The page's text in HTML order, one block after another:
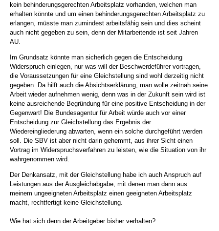
kein behinderungsgerechten Arbeitsplatz vorhanden, welchen man
erhalten könnte und um einen behinderungsgerechten Arbeitsplatz zu
erlangen, müsste man zumindest arbeitsfähig sein und dies scheint
auch nicht gegeben zu sein, denn der Mitarbeitende ist seit Jahren
AU.
Im Grundsatz könnte man sicherlich gegen die Entscheidung
Widerspruch einlegen, nur was will der Beschwerdeführer vortragen,
die Voraussetzungen für eine Gleichstellung sind wohl derzeitig nicht
gegeben. Da hilft auch die Absichtserklärung, man wolle zeitnah seine
Arbeit wieder aufnehmen wenig, denn was in der Zukunft sein wird ist
keine ausreichende Begründung für eine positive Entscheidung in der
Gegenwart! Die Bundesagentur für Arbeit würde auch vor einer
Entscheidung zur Gleichstellung das Ergebnis der
Wiedereingliederung abwarten, wenn ein solche durchgeführt werden
soll. Die SBV ist aber nicht darin gehemmt, aus ihrer Sicht einen
Vortrag im Widerspruchsverfahren zu leisten, wie die Situation von ihr
wahrgenommen wird.
Der Denkansatz, mit der Gleichstellung habe ich auch Anspruch auf
Leistungen aus der Ausgleichabgabe, mit denen man dann aus
meinem ungeeigneten Arbeitsplatz einen geeigneten Arbeitsplatz
macht, rechtfertigt keine Gleichstellung.
Wie hat sich denn der Arbeitgeber bisher verhalten?